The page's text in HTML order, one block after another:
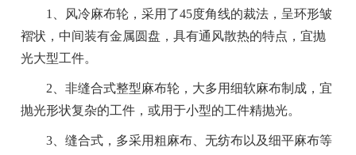
1、风冷麻布轮，采用了45度角线的裁法，呈环形皱
褶状，中间装有金属圆盘，具有通风散热的特点，宜抛
光大型工件。
2、非缝合式整型麻布轮，大多用细软麻布制成，宜
抛光形状复杂的工件，或用于小型的工件精抛光。
3、缝合式，多采用粗麻布、无纺布以及细平麻布等